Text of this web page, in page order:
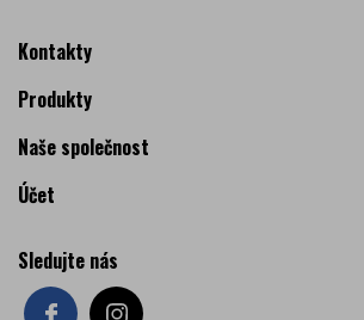
Kontakty
Produkty
Naše společnost
Účet
Sledujte nás